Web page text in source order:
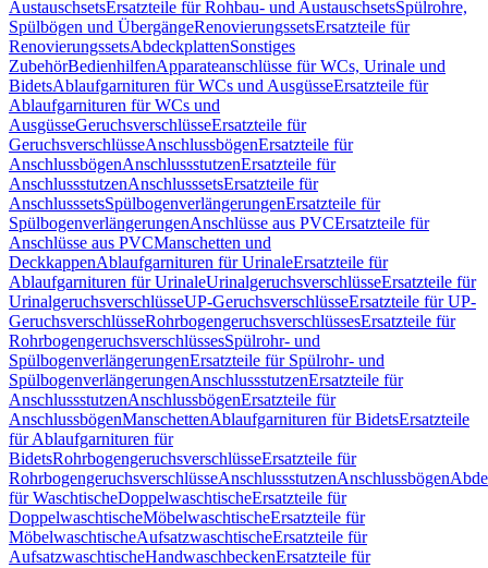
AustauschsetsErsatzteile für Rohbau- und AustauschsetsSpülrohre,
Spülbögen und ÜbergängeRenovierungssetsErsatzteile für
RenovierungssetsAbdeckplattenSonstiges
ZubehörBedienhilfenApparateanschlüsse für WCs, Urinale und
BidetsAblaufgarnituren für WCs und AusgüsseErsatzteile für
Ablaufgarnituren für WCs und
AusgüsseGeruchsverschlüsseErsatzteile für
GeruchsverschlüsseAnschlussbögenErsatzteile für
AnschlussbögenAnschlussstutzenErsatzteile für
AnschlussstutzenAnschlusssetsErsatzteile für
AnschlusssetsSpülbogenverlängerungenErsatzteile für
SpülbogenverlängerungenAnschlüsse aus PVCErsatzteile für
Anschlüsse aus PVCManschetten und
DeckkappenAblaufgarnituren für UrinaleErsatzteile für
Ablaufgarnituren für UrinaleUrinalgeruchsverschlüsseErsatzteile für
UrinalgeruchsverschlüsseUP-GeruchsverschlüsseErsatzteile für UP-
GeruchsverschlüsseRohrbogengeruchsverschlüssesErsatzteile für
RohrbogengeruchsverschlüssesSpülrohr- und
SpülbogenverlängerungenErsatzteile für Spülrohr- und
SpülbogenverlängerungenAnschlussstutzenErsatzteile für
AnschlussstutzenAnschlussbögenErsatzteile für
AnschlussbögenManschettenAblaufgarnituren für BidetsErsatzteile
für Ablaufgarnituren für
BidetsRohrbogengeruchsverschlüsseErsatzteile für
RohrbogengeruchsverschlüsseAnschlussstutzenAnschlussbögen
für WaschtischeDoppelwaschtischeErsatzteile für
DoppelwaschtischeMöbelwaschtischeErsatzteile für
MöbelwaschtischeAufsatzwaschtischeErsatzteile für
AufsatzwaschtischeHandwaschbeckenErsatzteile für